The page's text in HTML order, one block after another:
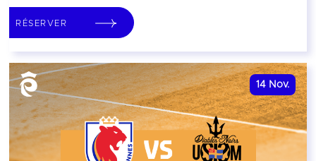
RÉSERVER
14 Nov.